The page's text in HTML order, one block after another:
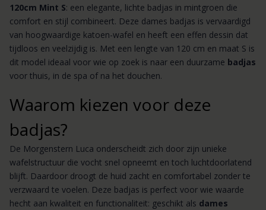
120cm Mint S: een elegante, lichte badjas in mintgroen die
comfort en stijl combineert. Deze dames badjas is vervaardigd
van hoogwaardige katoen-wafel en heeft een effen dessin dat
tijdloos en veelzijdig is. Met een lengte van 120 cm en maat S is
dit model ideaal voor wie op zoek is naar een duurzame badjas
voor thuis, in de spa of na het douchen.
Waarom kiezen voor deze
badjas?
De Morgenstern Luca onderscheidt zich door zijn unieke
wafelstructuur die vocht snel opneemt en toch luchtdoorlatend
blijft. Daardoor droogt de huid zacht en comfortabel zonder te
verzwaard te voelen. Deze badjas is perfect voor wie waarde
hecht aan kwaliteit en functionaliteit: geschikt als dames